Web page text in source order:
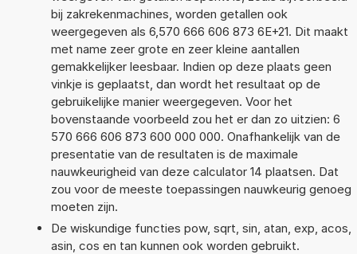
bij zakrekenmachines, worden getallen ook
weergegeven als 6,570 666 606 873 6E+21. Dit maakt
met name zeer grote en zeer kleine aantallen
gemakkelijker leesbaar. Indien op deze plaats geen
vinkje is geplaatst, dan wordt het resultaat op de
gebruikelijke manier weergegeven. Voor het
bovenstaande voorbeeld zou het er dan zo uitzien: 6
570 666 606 873 600 000 000. Onafhankelijk van de
presentatie van de resultaten is de maximale
nauwkeurigheid van deze calculator 14 plaatsen. Dat
zou voor de meeste toepassingen nauwkeurig genoeg
moeten zijn.
De wiskundige functies pow, sqrt, sin, atan, exp, acos,
asin, cos en tan kunnen ook worden gebruikt.